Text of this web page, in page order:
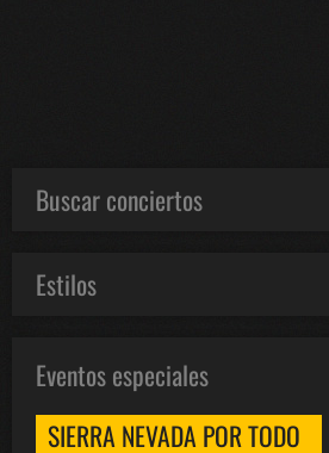
Buscar conciertos
Estilos
Eventos especiales
SIERRA NEVADA POR TODO